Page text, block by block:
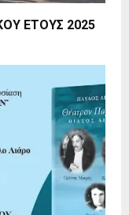
ΕΤΟΥΣ 2025